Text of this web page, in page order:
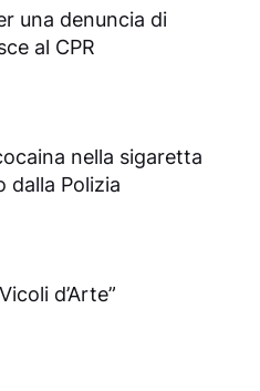
una denuncia di
al CPR
nella sigaretta
dalla Polizia
d’Arte”